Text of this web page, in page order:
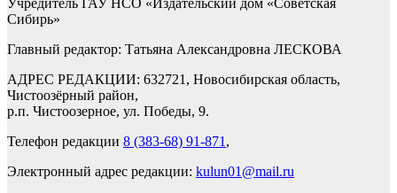
Учредитель ГАУ НСО «Издательский дом «Советская
Сибирь»
Главный редактор: Татьяна Александровна ЛЕСКОВА
АДРЕС РЕДАКЦИИ: 632721, Новосибирская область,
Чистоозёрный район,
р.п. Чистоозерное, ул. Победы, 9.
Телефон редакции 8 (383-68) 91-871 ,
Электронный адрес редакции: kulun01@mail.ru